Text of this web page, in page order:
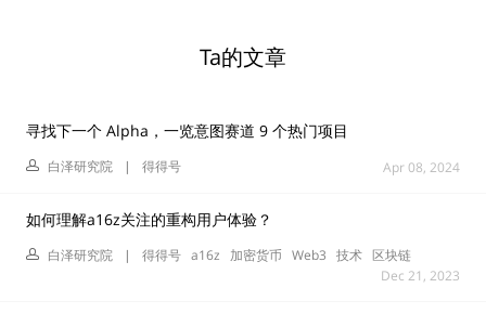
Ta的文章
寻找下一个 Alpha，一览意图赛道 9 个热门项目
白泽研究院 | 得得号 Apr 08, 2024
如何理解a16z关注的重构用户体验？
白泽研究院 | 得得号 a16z 加密货币 Web3 技术 区块链
Dec 21, 2023